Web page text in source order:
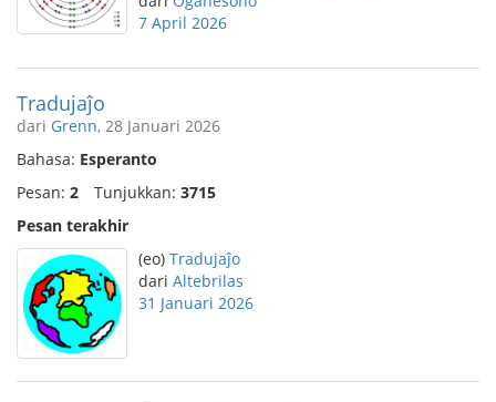
7 April 2026
Tradujaĵo
dari Grenn, 28 Januari 2026
Bahasa: Esperanto
Pesan: 2 Tunjukkan: 3715
Pesan terakhir
(eo) Tradujaĵo
dari Altebrilas
31 Januari 2026